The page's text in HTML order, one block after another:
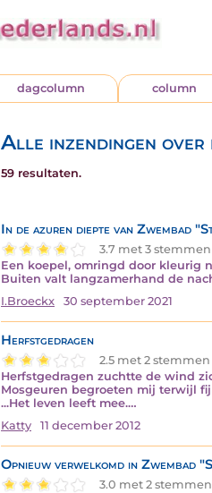
dagcolumn column
Alle inzendingen over
59 resultaten.
In de azuren diepte van Zwembad
3.7 met 3 stemmen
Een koepel, omringd door kleurig
Buiten valt langzamerhand de
I.Broeckx
30 september 2021
Herfstgedragen
2.5 met 2 stemmen
Herfstgedragen zuchtte de wind
Mosgeuren begroeten mij terwijl
...Het leven leeft mee.…
Katty
11 december 2012
Opnieuw verwelkomd in Zwembad
3.0 met 2 stemmen